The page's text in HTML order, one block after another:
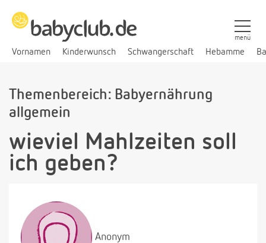
Vornamen Kinderwunsch Schwangerschaft Hebamme
menü
Themenbereich: Babyernährung
allgemein
wieviel Mahlzeiten soll
ich geben?
Anonym